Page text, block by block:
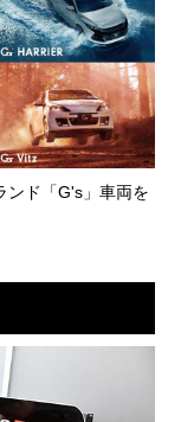
ンド「G's」車両を